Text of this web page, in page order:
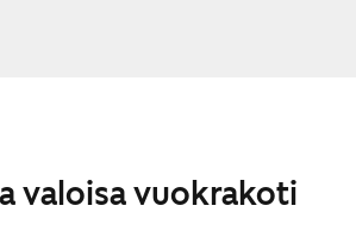
valoisa vuokrakoti